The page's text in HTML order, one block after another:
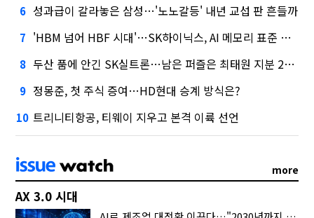
6 성과급이 갈라놓은 삼성…'노노갈등' 내년 교섭 판 흔들까
7 'HBM 넘어 HBF 시대'…SK하이닉스, AI 메모리 표준 선점 나섰다
8 두산 품에 안긴 SK실트론…남은 퍼즐은 최태원 지분 29.4%
9 정몽준, 첫 주식 증여…HD현대 승계 방식은?
10 트리니티항공, 티웨이 지우고 본격 이륙 선언
more
AX 3.0 시대